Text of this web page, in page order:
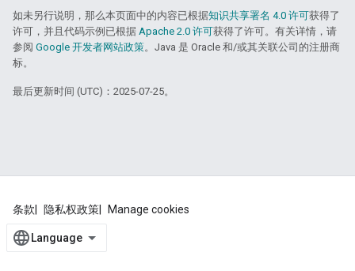
如未另行说明，那么本页面中的内容已根据知识共享署名 4.0 许可获得了
许可，并且代码示例已根据 Apache 2.0 许可获得了许可。有关详情，请
参阅 Google 开发者网站政策。Java 是 Oracle 和/或其关联公司的注册商
标。
最后更新时间 (UTC)：2025-07-25。
条款 隐私权政策 Manage cookies